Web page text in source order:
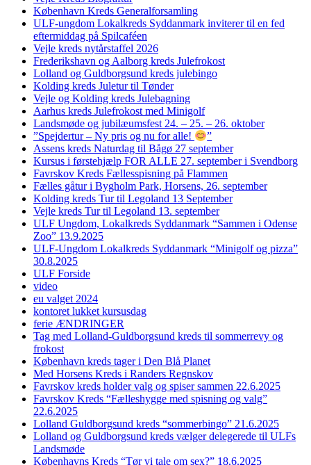
København Kreds Generalforsamling
ULF-ungdom Lokalkreds Syddanmark inviterer til en fed
eftermiddag på Spilcaféen
Vejle kreds nytårstaffel 2026
Frederikshavn og Aalborg kreds Julefrokost
Lolland og Guldborgsund kreds julebingo
Kolding kreds Juletur til Tønder
Vejle og Kolding kreds Julebagning
Aarhus kreds Julefrokost med Minigolf
Landsmøde og jubilæumsfest 24. – 25. – 26. oktober
”Spejdertur – Ny pris og nu for alle!
”
Assens kreds Naturdag til Bågø 27 september
Kursus i førstehjælp FOR ALLE 27. september i Svendborg
Favrskov Kreds Fællesspisning på Flammen
Fælles gåtur i Bygholm Park, Horsens, 26. september
Kolding kreds Tur til Legoland 13 September
Vejle kreds Tur til Legoland 13. september
ULF Ungdom, Lokalkreds Syddanmark “Sammen i Odense
Zoo” 13.9.2025
ULF-Ungdom Lokalkreds Syddanmark “Minigolf og pizza”
30.8.2025
ULF Forside
video
eu valget 2024
kontoret lukket kursusdag
ferie ÆNDRINGER
Tag med Lolland-Guldborgsund kreds til sommerrevy og
frokost
København kreds tager i Den Blå Planet
Med Horsens Kreds i Randers Regnskov
Favrskov kreds holder valg og spiser sammen 22.6.2025
Favrskov Kreds “Fælleshygge med spisning og valg”
22.6.2025
Lolland Guldborgsund kreds “sommerbingo” 21.6.2025
Lolland og Guldborgsund kreds vælger delegerede til ULFs
Landsmøde
Københavns Kreds “Tør vi tale om sex?” 18.6.2025